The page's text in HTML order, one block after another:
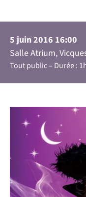
5 juin 2016 16:00
Salle Atrium,
Tout public Durée :
Comment
personnes
ses amis ?
besoin